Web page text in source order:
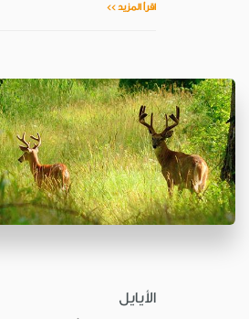
اقرأ المزيد >>
الأيايل